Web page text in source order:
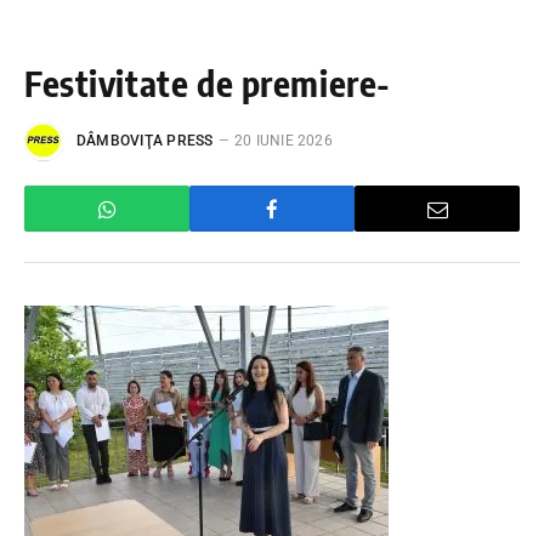
Festivitate de premiere-
DÂMBOVIŢA PRESS 20 IUNIE 2026